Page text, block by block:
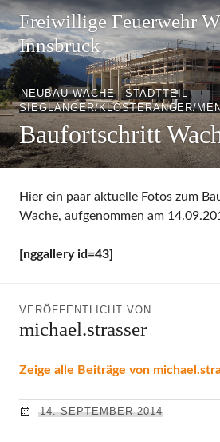
Zum
Inhalt
springen
Freiwillige Feuerwehr
Innsbruck
NEUBAU WACHE, STADTTEIL
SIEGLANGER/KLOSTERANGER/
Baufortschritt
Hier ein paar aktuelle Fotos zum
Wache, aufgenommen am
[nggallery id=43]
VERÖFFENTLICHT VON
michael.strasser
Zeige alle Beiträge von
14. SEPTEMBER 2014